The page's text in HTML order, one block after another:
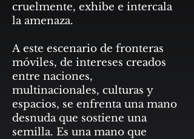
cruelmente, exhibe e intercala
la amenaza.
A este escenario de fronteras
móviles, de intereses creados
entre naciones,
multinacionales, culturas y
espacios, se enfrenta una mano
desnuda que sostiene una
semilla. Es una mano que